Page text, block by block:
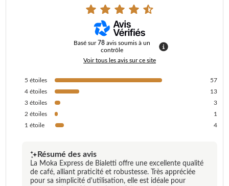
Basé sur 78 avis soumis à un
contrôle
Voir tous les avis sur ce site
5 étoiles
57
4 étoiles
13
3 étoiles
3
2 étoiles
1
1 étoile 4
Résumé des avis
La Moka Express de Bialetti offre une excellente qualité
de café, alliant praticité et robustesse. Très appréciée
pour sa simplicité d'utilisation, elle est idéale pour